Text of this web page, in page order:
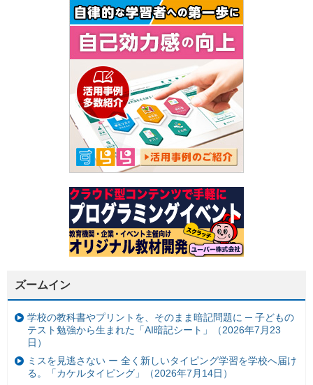
ズームイン
学校の教科書やプリントを、そのまま暗記問題に ─ 子どもの
テスト勉強から生まれた「AI暗記シート」（2026年7月23
日）
ミスを見逃さない ー 全く新しいタイピング学習を学校へ届け
る。「カケルタイピング」（2026年7月14日）